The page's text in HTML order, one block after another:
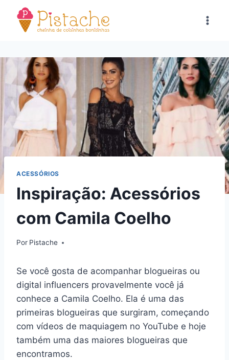
para
ACESSÓRIOS
Inspiração: Acessórios
com Camila Coelho
Por Pistache
Se você gosta de acompanhar blogueiras ou
digital influencers provavelmente você já
conhece a Camila Coelho. Ela é uma das
primeiras blogueiras que surgiram, começando
com vídeos de maquiagem no YouTube e hoje
também uma das maiores blogueiras que
encontramos.